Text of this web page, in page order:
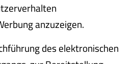
anzuzeigen.
des elektronischen